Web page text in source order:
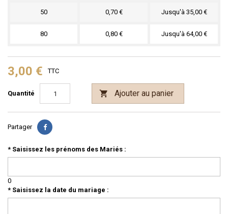
50 0,70 € Jusqu'à 35,00 €
80 0,80 € Jusqu'à 64,00 €
3,00 € TTC
Quantité  Ajouter au panier
Partager
* Saisissez les prénoms des Mariés :
0
* Saisissez la date du mariage :